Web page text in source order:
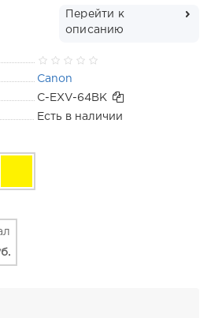
Перейти к
описанию
Canon
C-EXV-64BK
Есть в наличии